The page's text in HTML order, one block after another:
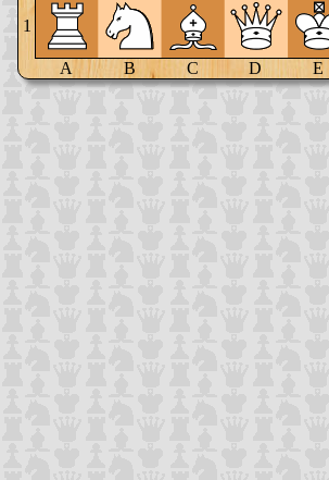
1
A B C D E